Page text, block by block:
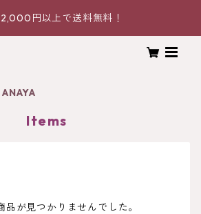
円以上で送料無料！
ANAYA
Items
品が見つかりませんでした。